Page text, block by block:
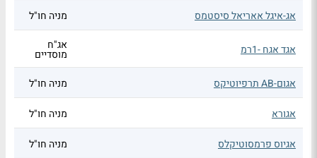
אג-איגל אאריאל סיסטמס
מניה חו"ל
אגד אגח -1רמ אג"ח
מוסדיים
אגום-AB תרפיוטיקס
מניה חו"ל
אגורא מניה חו"ל
אגיוס פרמסוטיקלס מניה חו"ל